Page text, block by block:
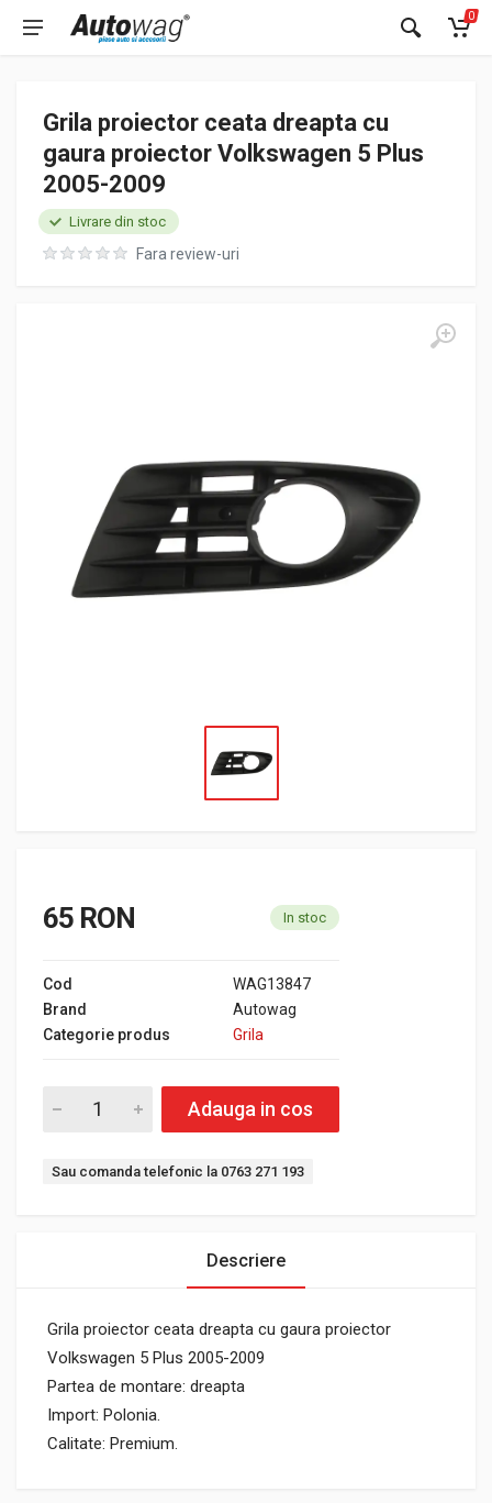
0
Grila proiector ceata dreapta cu
gaura proiector Volkswagen 5 Plus
2005-2009
Fara review-uri
Livrare din stoc
65 RON In stoc
Cod
WAG13847
Brand
Autowag
Categorie produs
Grila
Adauga in cos
Sau comanda telefonic la 0763 271 193
Descriere
Grila proiector ceata dreapta cu gaura proiector
Volkswagen 5 Plus 2005-2009
Partea de montare: dreapta
Import: Polonia.
Calitate: Premium.